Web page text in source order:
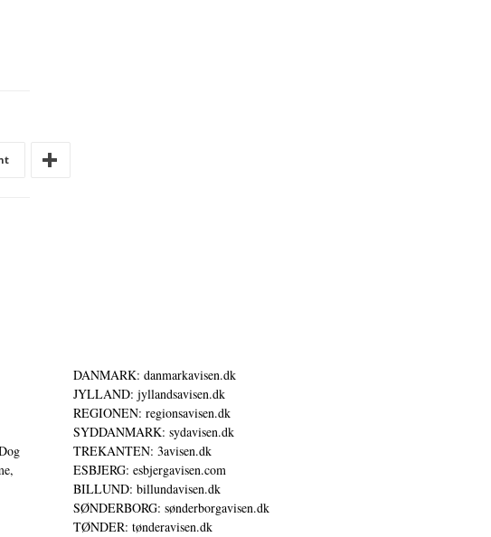
DANMARK: danmarkavisen.dk
JYLLAND: jyllandsavisen.dk
REGIONEN: regionsavisen.dk
SYDDANMARK: sydavisen.dk
TREKANTEN: 3avisen.dk
ESBJERG: esbjergavisen.com
BILLUND: billundavisen.dk
SØNDERBORG: sønderborgavisen.dk
TØNDER: tønderavisen.dk